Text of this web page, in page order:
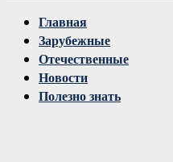
Главная
Зарубежные
Отечественные
Новости
Полезно знать